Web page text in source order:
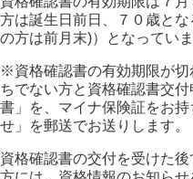
方は誕生日前日、７０歳と
の方は前月末)）となっていま
※資格確認書の有効期限が
ちでない方と資格確認書交
書」を、マイナ保険証をお
せ」を郵送でお送りします。
資格確認書の交付を受けた